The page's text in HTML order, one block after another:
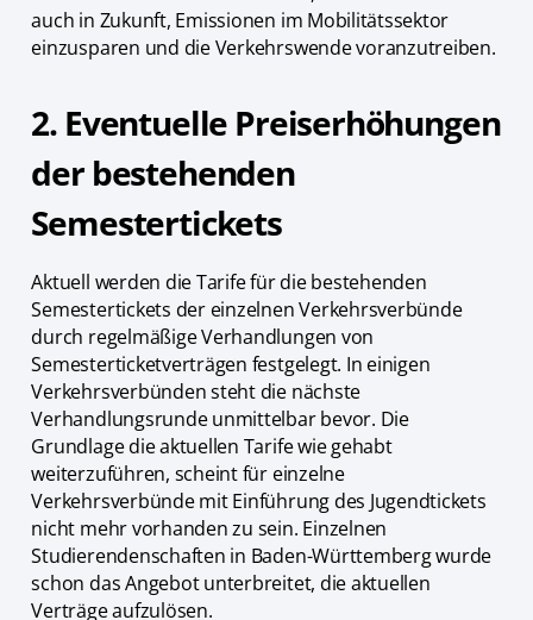
auch in Zukunft, Emissionen im Mobilitätssektor
einzusparen und die Verkehrswende voranzutreiben.
2. Eventuelle Preiserhöhungen
der bestehenden
Semestertickets
Aktuell werden die Tarife für die bestehenden
Semestertickets der einzelnen Verkehrsverbünde
durch regelmäßige Verhandlungen von
Semesterticketverträgen festgelegt. In einigen
Verkehrsverbünden steht die nächste
Verhandlungsrunde unmittelbar bevor. Die
Grundlage die aktuellen Tarife wie gehabt
weiterzuführen, scheint für einzelne
Verkehrsverbünde mit Einführung des Jugendtickets
nicht mehr vorhanden zu sein. Einzelnen
Studierendenschaften in Baden-Württemberg wurde
schon das Angebot unterbreitet, die aktuellen
Verträge aufzulösen.